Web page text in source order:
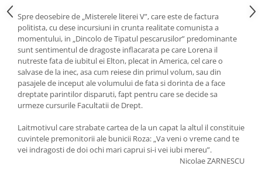
Spre deosebire de „Misterele literei V”, care este de factura
politista, cu dese incursiuni in crunta realitate comunista a
momentului, in „Dincolo de Tipatul pescarusilor” predominante
sunt sentimentul de dragoste inflacarata pe care Lorena il
nutreste fata de iubitul ei Elton, plecat in America, cel care o
salvase de la inec, asa cum reiese din primul volum, sau din
pasajele de inceput ale volumului de fata si dorinta de a face
dreptate parintilor disparuti, fapt pentru care se decide sa
urmeze cursurile Facultatii de Drept.
Laitmotivul care strabate cartea de la un capat la altul il constituie
cuvintele premonitorii ale bunicii Roza: „Va veni o vreme cand te
vei indragosti de doi ochi mari caprui si-i vei iubi mereu”.
Nicolae ZARNESCU